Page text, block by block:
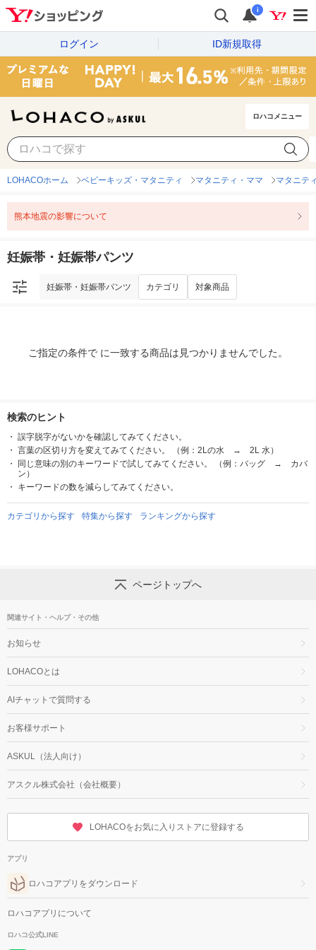
i
ログイン ID新規取得
ロハコメニュー
妊娠帯・妊娠帯パンツ
LOHACOホーム ベビーキッズ・マタニティ マタニティ・ママ マタニテ
熊本地震の影響について
妊娠帯・妊娠帯パンツ
妊娠帯・妊娠帯パンツ カテゴリ 対象商品
ご指定の条件で に一致する商品は見つかりませんでした。
検索のヒント
誤字脱字がないかを確認してみてください。
言葉の区切り方を変えてみてください。 （例：2Lの水 → 2L 水）
同じ意味の別のキーワードで試してみてください。 （例：バッグ → カバ
ン）
キーワードの数を減らしてみてください。
カテゴリから探す 特集から探す ランキングから探す
ページトップへ
関連サイト・ヘルプ・その他
お知らせ
LOHACOとは
AIチャットで質問する
お客様サポート
ASKUL（法人向け）
アスクル株式会社（会社概要）
LOHACOをお気に入りストアに登録する
アプリ
ロハコアプリをダウンロード
ロハコアプリについて
ロハコ公式LINE